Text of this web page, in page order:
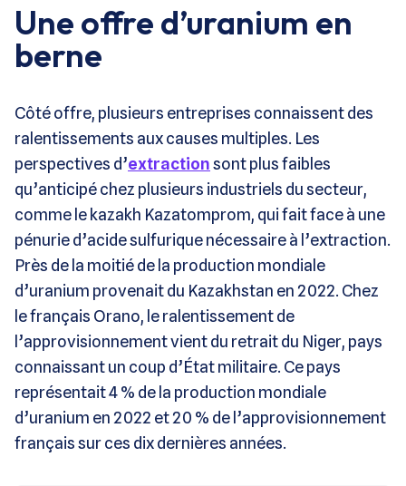
Une offre d’uranium en
berne
Côté offre, plusieurs entreprises connaissent des
ralentissements aux causes multiples. Les
perspectives d’extractionsont plus faibles
qu’anticipé chez plusieurs industriels du secteur,
comme le kazakh Kazatomprom, qui fait face à une
pénurie d’acide sulfurique nécessaire à l’extraction.
Près de la moitié de la production mondiale
d’uranium provenait du Kazakhstan en 2022. Chez
le français Orano, le ralentissement de
l’approvisionnement vient du retrait du Niger, pays
connaissant un coup d’État militaire. Ce pays
représentait 4 % de la production mondiale
d’uranium en 2022 et 20 % de l’approvisionnement
français sur ces dix dernières années.